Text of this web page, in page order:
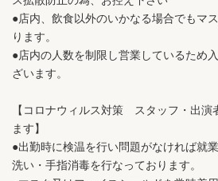
●店内、飲食以外のいかなる場合でもマ
ります。
●店内の人数を制限し営業しているため
ざいます。
【コロナウィルス対策 スタッフ・出演
ます】
●出勤時に検温を行い問題がなければ就
洗い・手指消毒を行なっております。